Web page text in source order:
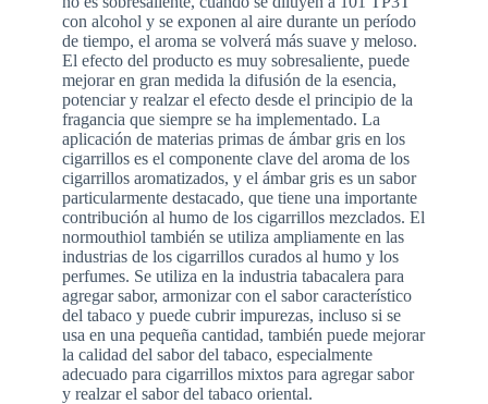
con alcohol y se exponen al aire durante un período
de tiempo, el aroma se volverá más suave y meloso.
El efecto del producto es muy sobresaliente, puede
mejorar en gran medida la difusión de la esencia,
potenciar y realzar el efecto desde el principio de la
fragancia que siempre se ha implementado. La
aplicación de materias primas de ámbar gris en los
cigarrillos es el componente clave del aroma de los
cigarrillos aromatizados, y el ámbar gris es un sabor
particularmente destacado, que tiene una importante
contribución al humo de los cigarrillos mezclados. El
normouthiol también se utiliza ampliamente en las
industrias de los cigarrillos curados al humo y los
perfumes. Se utiliza en la industria tabacalera para
agregar sabor, armonizar con el sabor característico
del tabaco y puede cubrir impurezas, incluso si se
usa en una pequeña cantidad, también puede mejorar
la calidad del sabor del tabaco, especialmente
adecuado para cigarrillos mixtos para agregar sabor
y realzar el sabor del tabaco oriental.